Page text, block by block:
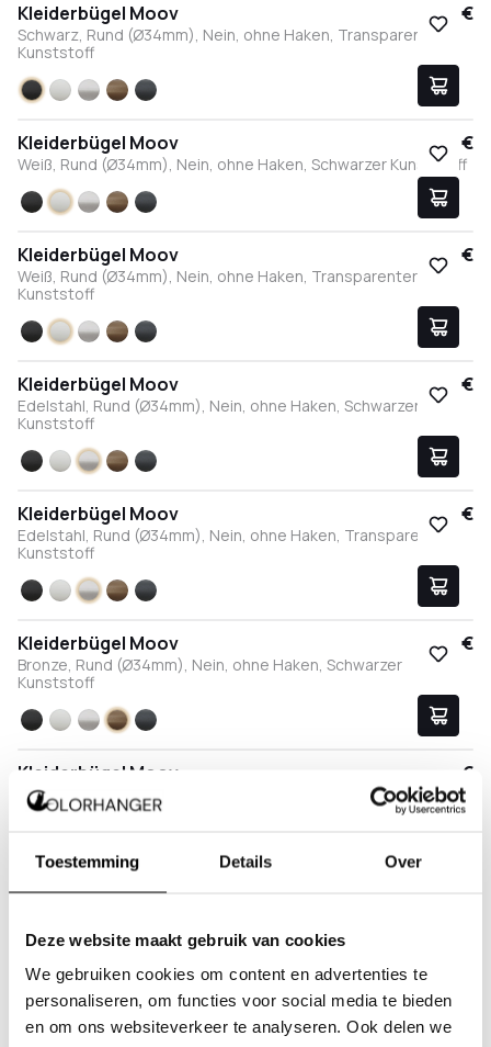
Toestemming Details Over
Deze website maakt gebruik van cookies
We gebruiken cookies om content en advertenties te
personaliseren, om functies voor social media te bieden
en om ons websiteverkeer te analyseren. Ook delen we
Kleiderbügel Moov
17,95 €
Schwarz, Rund (Ø34mm), Nein, ohne Haken, Transparenter
Kunststoff
Schwarz
WeißEdelstahl
BronzeAnthrazit
Kleiderbügel Moov
17,95 €
Weiß, Rund (Ø34mm), Nein, ohne Haken, Schwarzer Kunststoff
Schwarz
WeißEdelstahl
BronzeAnthrazit
Kleiderbügel Moov
17,95 €
Weiß, Rund (Ø34mm), Nein, ohne Haken, Transparenter
Kunststoff
Schwarz
WeißEdelstahl
BronzeAnthrazit
Kleiderbügel Moov
17,95 €
Edelstahl, Rund (Ø34mm), Nein, ohne Haken, Schwarzer
Kunststoff
Schwarz
WeißEdelstahl
BronzeAnthrazit
Kleiderbügel Moov
17,95 €
Edelstahl, Rund (Ø34mm), Nein, ohne Haken, Transparenter
Kunststoff
Schwarz
WeißEdelstahl
BronzeAnthrazit
Kleiderbügel Moov
17,95 €
Bronze, Rund (Ø34mm), Nein, ohne Haken, Schwarzer
Kunststoff
Schwarz
WeißEdelstahl
BronzeAnthrazit
Kleiderbügel Moov
17,95 €
Bronze, Rund (Ø34mm), Nein, ohne Haken, Transparenter
Kunststoff
Schwarz
WeißEdelstahl
Bronze
Kunststoff
Schwarz
WeißEdelstahl Anthrazit
Kleiderbügel Moov
17,95 €